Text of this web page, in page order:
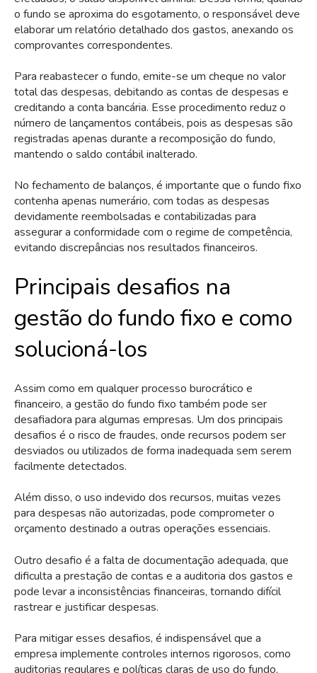
o fundo se aproxima do esgotamento, o responsável deve
elaborar um relatório detalhado dos gastos, anexando os
comprovantes correspondentes.
Para reabastecer o fundo, emite-se um cheque no valor
total das despesas, debitando as contas de despesas e
creditando a conta bancária. Esse procedimento reduz o
número de lançamentos contábeis, pois as despesas são
registradas apenas durante a recomposição do fundo,
mantendo o saldo contábil inalterado.
No fechamento de balanços, é importante que o fundo fixo
contenha apenas numerário, com todas as despesas
devidamente reembolsadas e contabilizadas para
assegurar a conformidade com o regime de competência,
evitando discrepâncias nos resultados financeiros.
Principais desafios na
gestão do fundo fixo e como
solucioná-los
Assim como em qualquer processo burocrático e
financeiro, a gestão do fundo fixo também pode ser
desafiadora para algumas empresas. Um dos principais
desafios é o risco de fraudes, onde recursos podem ser
desviados ou utilizados de forma inadequada sem serem
facilmente detectados.
Além disso, o uso indevido dos recursos, muitas vezes
para despesas não autorizadas, pode comprometer o
orçamento destinado a outras operações essenciais.
Outro desafio é a falta de documentação adequada, que
dificulta a prestação de contas e a auditoria dos gastos e
pode levar a inconsistências financeiras, tornando difícil
rastrear e justificar despesas.
Para mitigar esses desafios, é indispensável que a
empresa implemente controles internos rigorosos, como
auditorias regulares e políticas claras de uso do fundo,